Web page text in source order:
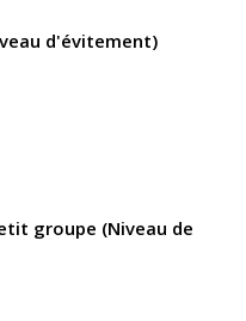
d'évitement)
groupe (Niveau de